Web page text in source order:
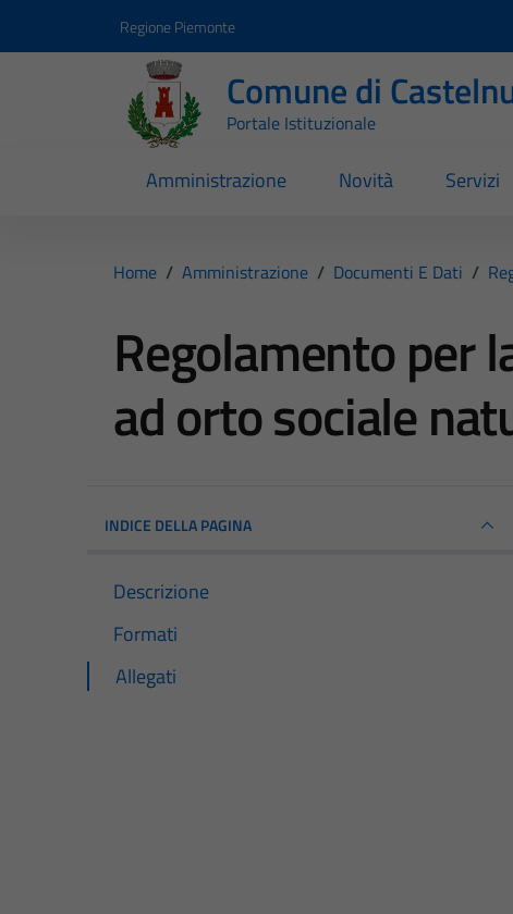
Regione Piemonte
Comune di
Portale Istituzionale
Amministrazione Novità Servizi
Home / Amministrazione / Documenti E Dati /
Regolamento per
ad orto sociale
INDICE DELLA PAGINA
Descrizione
Formati
Allegati